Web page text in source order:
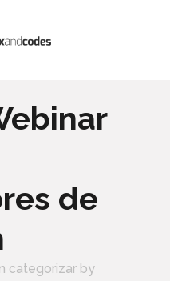
de
categorizar by